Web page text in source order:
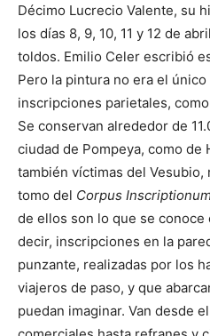
Décimo Lucrecio Valente, su
los días 8, 9, 10, 11 y 12 de
toldos. Emilio Celer escribió
Pero la pintura no era el único
inscripciones parietales,
Se conservan alrededor de
ciudad de Pompeya, como de
también víctimas del
tomo del Corpus
de ellos son lo que se conoce
decir, inscripciones en la
punzante, realizadas por los
viajeros de paso, y que
puedan imaginar. Van desde